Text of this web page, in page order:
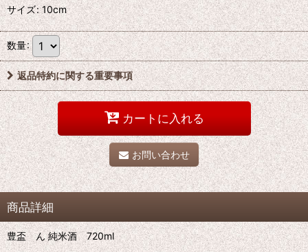
サイズ:10cm
数量:
返品特約に関する重要事項
カートに入れる
お問い合わせ
商品詳細
豊盃 ん 純米酒 720ml